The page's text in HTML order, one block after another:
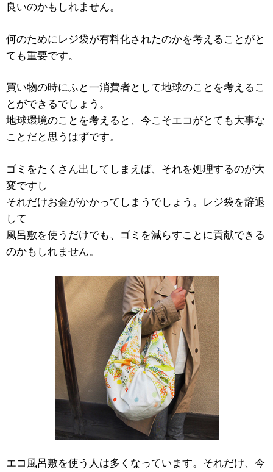
良いのかもしれません。
何のためにレジ袋が有料化されたのかを考えることがと
ても重要です。
買い物の時にふと一消費者として地球のことを考えるこ
とができるでしょう。
地球環境のことを考えると、今こそエコがとても大事な
ことだと思うはずです。
ゴミをたくさん出してしまえば、それを処理するのが大
変ですし
それだけお金がかかってしまうでしょう。レジ袋を辞退
して
風呂敷を使うだけでも、ゴミを減らすことに貢献できる
のかもしれません。
エコ風呂敷を使う人は多くなっています。それだけ、今